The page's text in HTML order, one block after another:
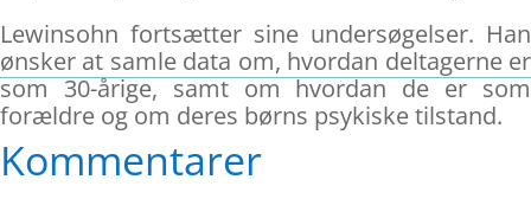
Lewinsohn fortsætter sine undersøgelser. Han
ønsker at samle data om, hvordan deltagerne er
som 30-årige, samt om hvordan de er som
forældre og om deres børns psykiske tilstand.
Kommentarer